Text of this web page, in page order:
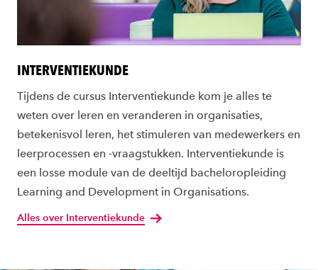
INTERVENTIEKUNDE
Tijdens de cursus Interventiekunde kom je alles te
weten over leren en veranderen in organisaties,
betekenisvol leren, het stimuleren van medewerkers en
leerprocessen en -vraagstukken. Interventiekunde is
een losse module van de deeltijd bacheloropleiding
Learning and Development in Organisations.
Alles over Interventiekunde